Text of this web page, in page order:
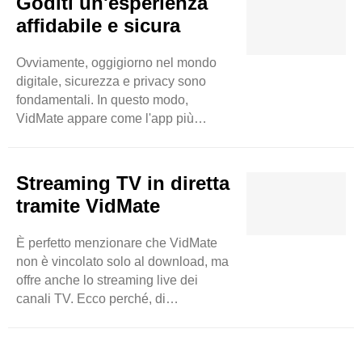
agli utenti e migliorare la produttività
extra. Sentiti libero di scaricare
background e nel frattempo puoi
accedere anche ad altre app. Quindi
questa app diventa una vera
meraviglia di alto livello.
affidabile e sicura
Ovviamente, oggigiorno nel mondo
digitale, sicurezza e privacy sono
fondamentali. In questo modo,
VidMate appare come l'app più
applicazioni che violano i dati
personali degli utenti, VidMate si
concentra sulla privacy degli utenti
Sentiti libero di scaricare file
multimediali dal tuo dispositivo senza
preoccuparti di violazioni della
privacy e malware. Questo strumento
Streaming TV in diretta
tramite VidMate
È perfetto menzionare che VidMate
non è vincolato solo al download, ma
offre anche lo streaming live dei
canali TV. Ecco perché, di